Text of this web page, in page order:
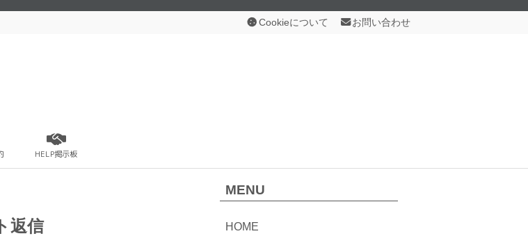
Cookieについて お問い合わせ
HELP掲示板
返信
MENU
HOME